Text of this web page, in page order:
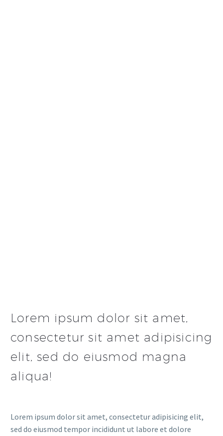
Lorem ipsum dolor sit amet,
consectetur sit amet adipisicing
elit, sed do eiusmod magna
aliqua!
Lorem ipsum dolor sit amet, consectetur adipisicing elit,
sed do eiusmod tempor incididunt ut labore et dolore